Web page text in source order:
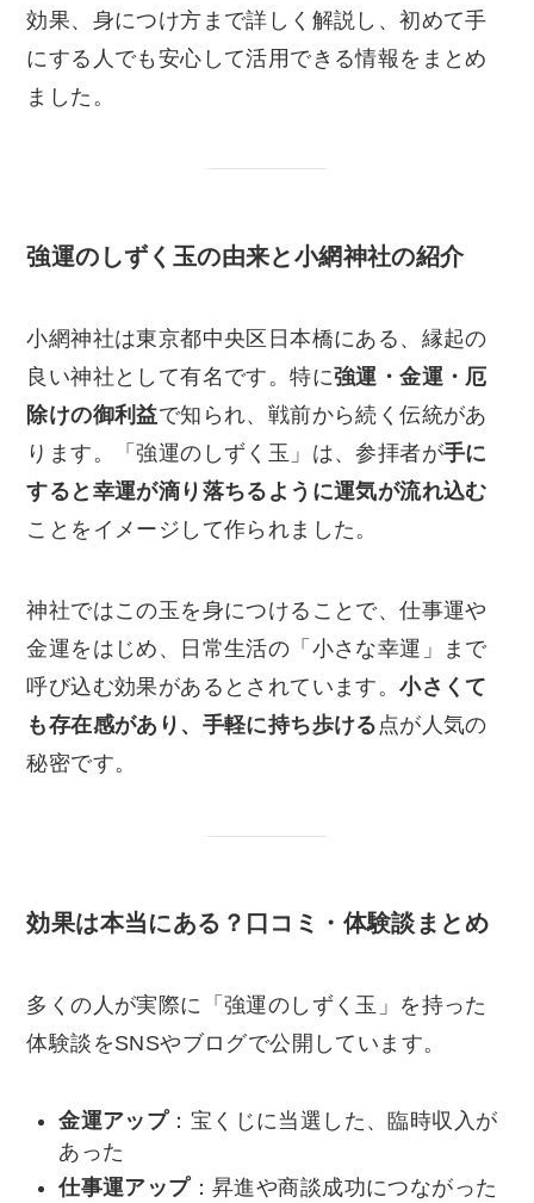
効果、身につけ方まで詳しく解説し、初めて手
にする人でも安心して活用できる情報をまとめ
ました。
強運のしずく玉の由来と小網神社の紹介
小網神社は東京都中央区日本橋にある、縁起の
良い神社として有名です。特に強運・金運・厄
除けの御利益で知られ、戦前から続く伝統があ
ります。「強運のしずく玉」は、参拝者が手に
すると幸運が滴り落ちるように運気が流れ込む
ことをイメージして作られました。
神社ではこの玉を身につけることで、仕事運や
金運をはじめ、日常生活の「小さな幸運」まで
呼び込む効果があるとされています。小さくて
も存在感があり、手軽に持ち歩ける 点が人気の
秘密です。
効果は本当にある？口コミ・体験談まとめ
多くの人が実際に「強運のしずく玉」を持った
体験談をSNSやブログで公開しています。
金運アップ：宝くじに当選した、臨時収入が
あった
仕事運アップ：昇進や商談成功につながった